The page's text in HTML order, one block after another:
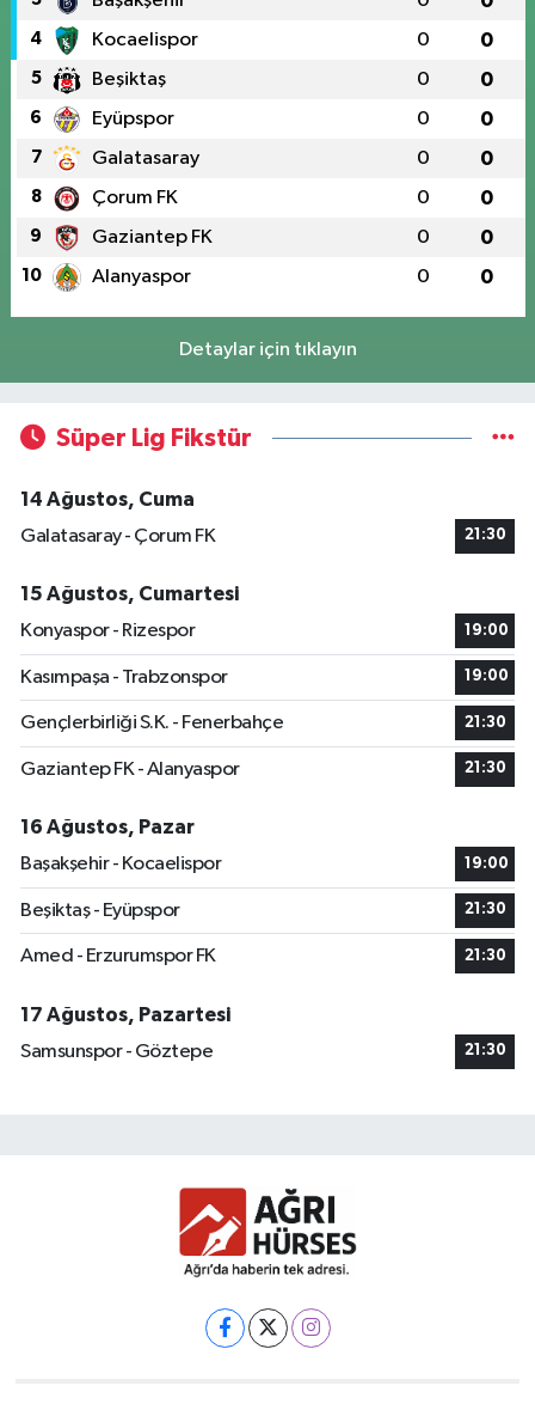
4 Kocaelispor 0 0
5 Beşiktaş 0 0
6 Eyüpspor 0 0
7 Galatasaray 0 0
8 Çorum FK 0 0
9 Gaziantep FK 0 0
10 Alanyaspor 0 0
Detaylar için tıklayın
Süper Lig Fikstür
14 Ağustos, Cuma
Galatasaray - Çorum FK
21:30
15 Ağustos, Cumartesi
Konyaspor - Rizespor
19:00
Kasımpaşa - Trabzonspor 19:00
Gençlerbirliği S.K. - Fenerbahçe 21:30
Gaziantep FK - Alanyaspor 21:30
16 Ağustos, Pazar
Başakşehir - Kocaelispor
19:00
Beşiktaş - Eyüpspor 21:30
Amed - Erzurumspor FK 21:30
17 Ağustos, Pazartesi
Samsunspor - Göztepe
21:30